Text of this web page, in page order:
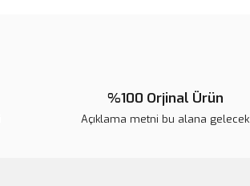
%100 Orjinal Ürün
Açıklama metni bu alana gelecek